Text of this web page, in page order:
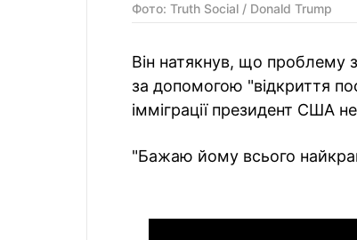
Фото: Truth Social / Donald Trump
Він натякнув, що проблему
за допомогою "відкриття
імміграції президент США
"Бажаю йому всього